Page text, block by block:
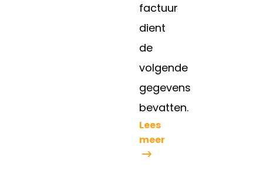
factuur
dient
de
volgende
gegevens
bevatten.
Lees
meer